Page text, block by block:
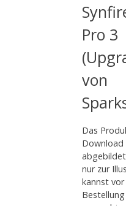
Pro 3
von
Das
nur zur
kannst vor